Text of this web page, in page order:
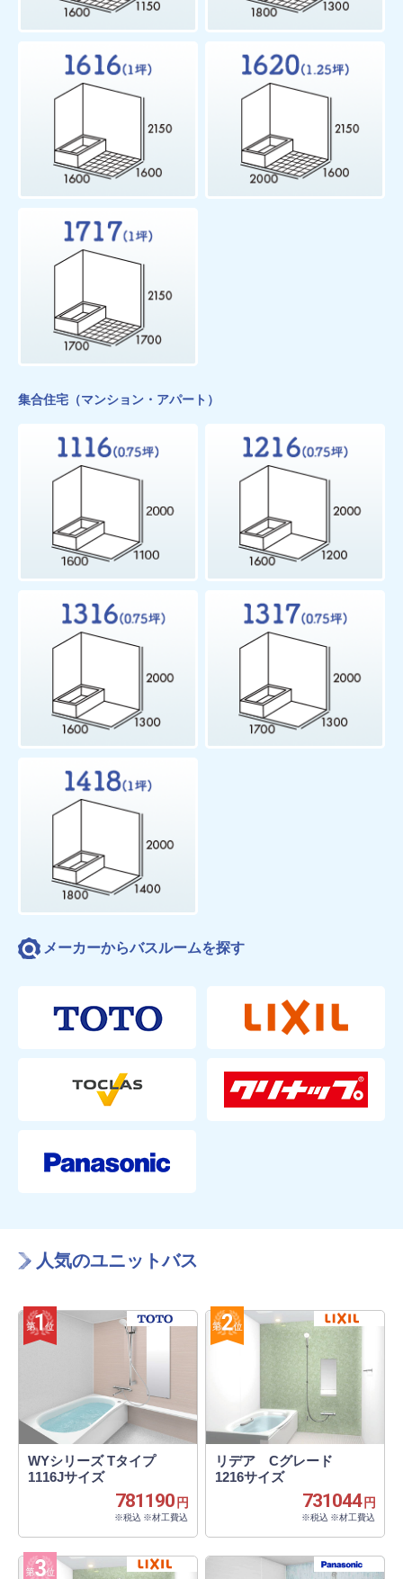
集合住宅（マンション・アパート）
メーカーからバスルームを探す
人気のユニットバス
WYシリーズ Tタイプ
1116Jサイズ
781190 円
※税込 ※材工費込
リデア Cグレード
1216サイズ
731044 円
※税込 ※材工費込